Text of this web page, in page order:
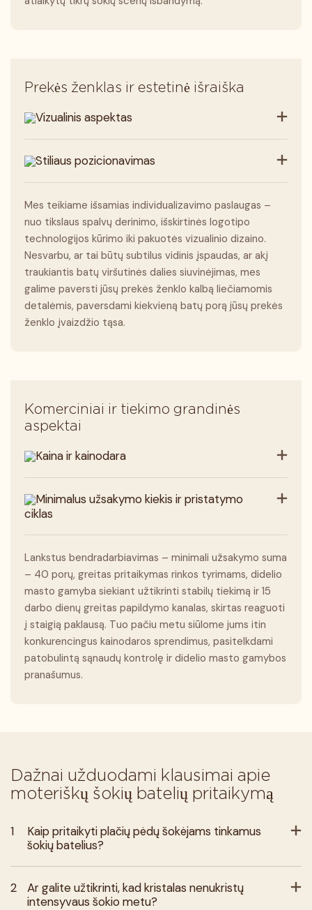
Prekės ženklas ir estetinė išraiška
Vizualinis aspektas
Stiliaus pozicionavimas
Mes teikiame išsamias individualizavimo paslaugas –
nuo ​​tikslaus spalvų derinimo, išskirtinės logotipo
technologijos kūrimo iki pakuotės vizualinio dizaino.
Nesvarbu, ar tai būtų subtilus vidinis įspaudas, ar akį
traukiantis batų viršutinės dalies siuvinėjimas, mes
galime paversti jūsų prekės ženklo kalbą liečiamomis
detalėmis, paversdami kiekvieną batų porą jūsų prekės
ženklo įvaizdžio tąsa.
Komerciniai ir tiekimo grandinės
aspektai
Kaina ir kainodara
Minimalus užsakymo kiekis ir pristatymo
ciklas
Lankstus bendradarbiavimas – minimali užsakymo suma
– 40 porų, greitas pritaikymas rinkos tyrimams, didelio
masto gamyba siekiant užtikrinti stabilų tiekimą ir 15
darbo dienų greitas papildymo kanalas, skirtas reaguoti
į staigią paklausą. Tuo pačiu metu siūlome jums itin
konkurencingus kainodaros sprendimus, pasitelkdami
patobulintą sąnaudų kontrolę ir didelio masto gamybos
pranašumus.
Dažnai užduodami klausimai apie
moteriškų šokių batelių pritaikymą
1
Kaip pritaikyti plačių pėdų šokėjams tinkamus
šokių batelius?
2
Ar galite užtikrinti, kad kristalas nenukristų
intensyvaus šokio metu?